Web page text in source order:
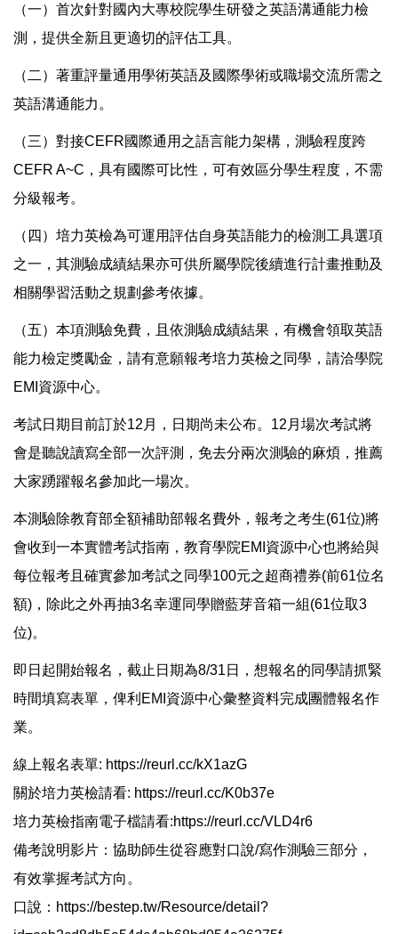
（一）首次針對國內大專校院學生研發之英語溝通能力檢
測，提供全新且更適切的評估工具。
（二）著重評量通用學術英語及國際學術或職場交流所需之
英語溝通能力。
（三）對接CEFR國際通用之語言能力架構，測驗程度跨
CEFR A~C，具有國際可比性，可有效區分學生程度，不需
分級報考。
（四）培力英檢為可運用評估自身英語能力的檢測工具選項
之一，其測驗成績結果亦可供所屬學院後續進行計畫推動及
相關學習活動之規劃參考依據。
（五）本項測驗免費，且依測驗成績結果，有機會領取英語
能力檢定獎勵金，請有意願報考培力英檢之同學，請洽學院
EMI資源中心。
考試日期目前訂於12月，日期尚未公布。12月場次考試將
會是聽說讀寫全部一次評測，免去分兩次測驗的麻煩，推薦
大家踴躍報名參加此一場次。
本測驗除教育部全額補助部報名費外，報考之考生(61位)將
會收到一本實體考試指南，教育學院EMI資源中心也將給與
每位報考且確實參加考試之同學100元之超商禮券(前61位名
額)，除此之外再抽3名幸運同學贈藍芽音箱一組(61位取3
位)。
即日起開始報名，截止日期為8/31日，想報名的同學請抓緊
時間填寫表單，俾利EMI資源中心彙整資料完成團體報名作
業。
線上報名表單: https://reurl.cc/kX1azG
關於培力英檢請看: https://reurl.cc/K0b37e
培力英檢指南電子檔請看:https://reurl.cc/VLD4r6
備考說明影片：協助師生從容應對口說/寫作測驗三部分，
有效掌握考試方向。
口說： https://bestep.tw/Resource/detail?